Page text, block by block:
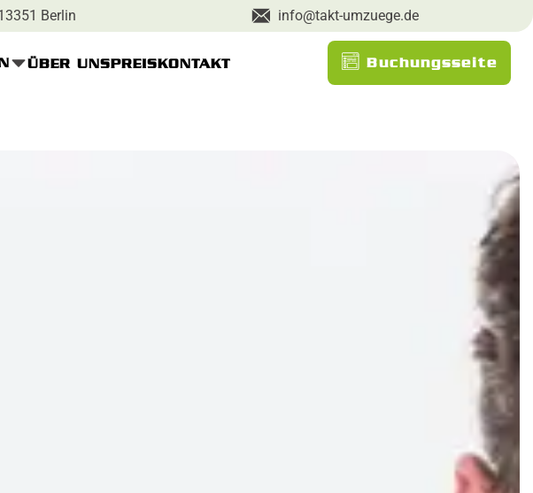
Berlin info@takt-umzuege.de
ÜBER UNSPREISKONTAKT Buchungsseite